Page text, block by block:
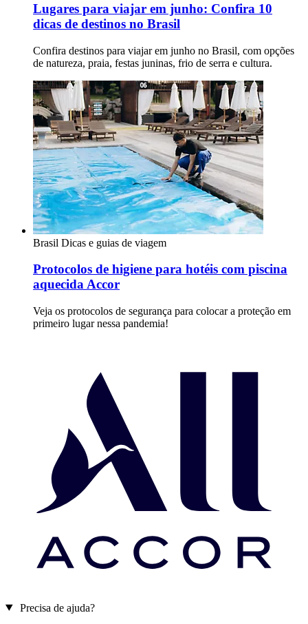
Lugares para viajar em junho: Confira 10
dicas de destinos no Brasil
Confira destinos para viajar em junho no Brasil, com opções
de natureza, praia, festas juninas, frio de serra e cultura.
Brasil Dicas e guias de viagem
Protocolos de higiene para hotéis com piscina
aquecida Accor
Veja os protocolos de segurança para colocar a proteção em
primeiro lugar nessa pandemia!
Precisa de ajuda?